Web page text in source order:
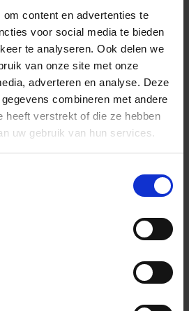
content en advertenties te
voor social media te bieden
te analyseren. Ook delen we
van onze site met onze
adverteren en analyse. Deze
combineren met andere
heeft verstrekt of die ze hebben
uw gebruik van hun services.
20,24 €
Stuk
winkelmandje